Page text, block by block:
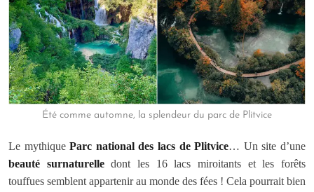
Été comme automne, la splendeur du parc de Plitvice
Le mythiqueParc national des lacs de Plitvice… Un site d’une
beauté surnaturelledont les 16 lacs miroitants et les forêts
touffues semblent appartenir au monde des fées ! Cela pourrait bien